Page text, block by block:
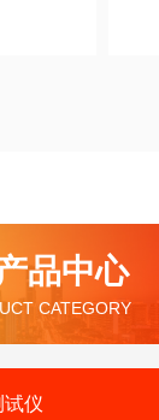
品中心
CATEGORY
试仪